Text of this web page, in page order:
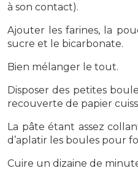
à son contact).
Ajouter les farines, la
sucre et le bicarbonate.
Bien mélanger le tout.
Disposer des petites
recouverte de papier
La pâte étant assez
d’aplatir les boules pour
Cuire un dizaine de